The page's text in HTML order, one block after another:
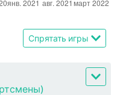
Спрятать игры